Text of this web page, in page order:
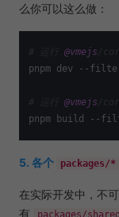
么你可以这么做：
# 运行 @vmejs /
pnpm dev --
# 运行 @vmejs /
pnpm build --
5. 各个 packages/*
在实际开发中，不
有
packages/shared